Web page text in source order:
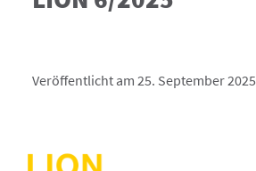
Veröffentlicht am 25. September 2025